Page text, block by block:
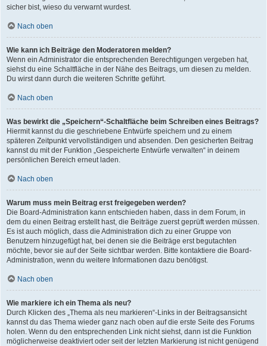
sicher bist, wieso du verwarnt wurdest.
Nach oben
Wie kann ich Beiträge den Moderatoren melden?
Wenn ein Administrator die entsprechenden Berechtigungen vergeben hat,
siehst du eine Schaltfläche in der Nähe des Beitrags, um diesen zu melden.
Du wirst dann durch die weiteren Schritte geführt.
Nach oben
Was bewirkt die „Speichern“-Schaltfläche beim Schreiben eines Beitrags?
Hiermit kannst du die geschriebene Entwürfe speichern und zu einem
späteren Zeitpunkt vervollständigen und absenden. Den gesicherten Beitrag
kannst du mit der Funktion „Gespeicherte Entwürfe verwalten“ in deinem
persönlichen Bereich erneut laden.
Nach oben
Warum muss mein Beitrag erst freigegeben werden?
Die Board-Administration kann entschieden haben, dass in dem Forum, in
dem du einen Beitrag erstellt hast, die Beiträge zuerst geprüft werden müssen.
Es ist auch möglich, dass die Administration dich zu einer Gruppe von
Benutzern hinzugefügt hat, bei denen sie die Beiträge erst begutachten
möchte, bevor sie auf der Seite sichtbar werden. Bitte kontaktiere die Board-
Administration, wenn du weitere Informationen dazu benötigst.
Nach oben
Wie markiere ich ein Thema als neu?
Durch Klicken des „Thema als neu markieren“-Links in der Beitragsansicht
kannst du das Thema wieder ganz nach oben auf die erste Seite des Forums
holen. Wenn du den entsprechenden Link nicht siehst, dann ist die Funktion
möglicherweise deaktiviert oder seit der letzten Markierung ist nicht genügend